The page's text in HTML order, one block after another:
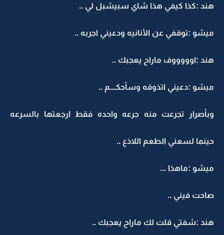
هند :كذا كيفي هذا شاي سبيشبل لي ..
ميشو :توقفي عن الأنانيه ودعيني اجربه ..
هند :اوووووف ماراح يعجبك ..
ميشو :دعيني اتذوقه وسأحكــــم ..
وبأصرار تجرعت منه جرعه واحده فقط ارجعتها بالسرعه
حينما لسعني الطعم اللاذع ..
ميشو :ماهذا ...
صاحت فيني ..
هند :شفتي قلت لك ماراح يعجبك ..